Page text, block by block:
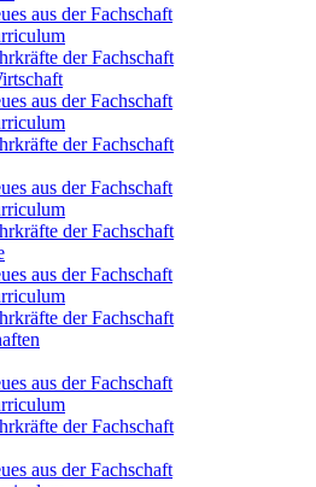
aus der Fachschaft
der Fachschaft
aus der Fachschaft
der Fachschaft
aus der Fachschaft
der Fachschaft
aus der Fachschaft
der Fachschaft
aus der Fachschaft
der Fachschaft
aus der Fachschaft